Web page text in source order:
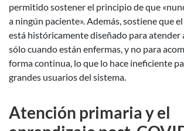
permitido sostener el principio de que
a ningún paciente». Además, sostiene que
está históricamente diseñado para atender
sólo cuando están enfermas, y no para
forma continua, lo que lo hace ineficiente
grandes usuarios del sistema.
Atención primaria y el